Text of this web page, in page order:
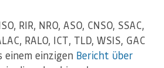
RIR, NRO, ASO, CNSO, SSAC,
RALO, ICT, TLD, WSIS, GAC
einem einzigen Bericht über